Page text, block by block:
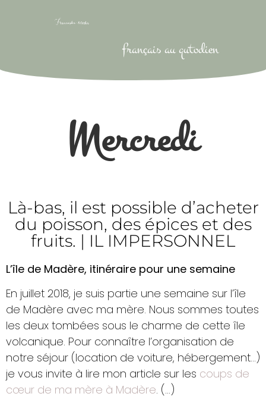
français au qutodien
Mercredi
Là-bas, il est possible d’acheter
du poisson, des épices et des
fruits. | IL IMPERSONNEL
L’île de Madère, itinéraire pour une semaine
En juillet 2018, je suis partie une semaine sur l’île
de Madère avec ma mère. Nous sommes toutes
les deux tombées sous le charme de cette île
volcanique. Pour connaître l’organisation de
notre séjour (location de voiture, hébergement…)
je vous invite à lire mon article sur les coups de
cœur de ma mère à Madère. (…)